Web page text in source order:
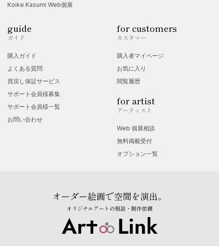
Koike Kasumi Web個展
guide
ガイド
購入ガイド
よくある質問
買戻し保証サービス
サポート会員様募集
サポート会員様一覧
お問い合わせ
for customers
カスタマー
購入者マイページ
お気に入り
閲覧履歴
for artist
アーティスト
Web 個展相談
無料掲載受付
オプション一覧
オーダー絵画で空間を演出。
オリジナルアートの相談・制作依頼